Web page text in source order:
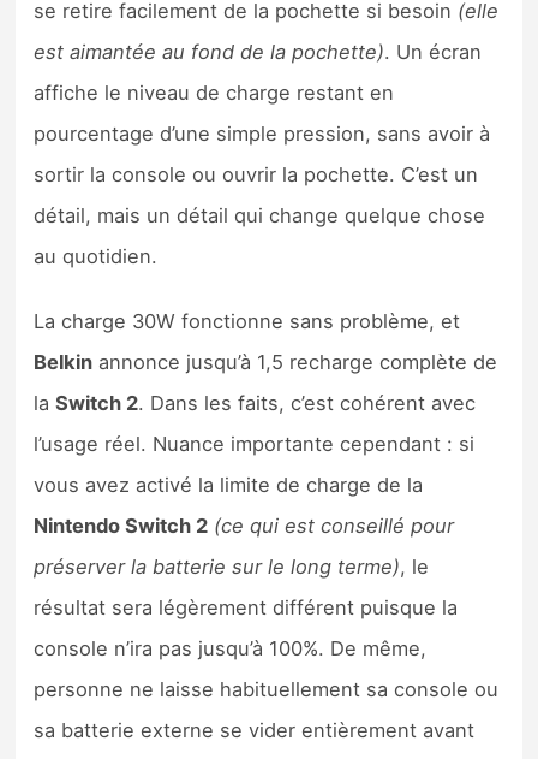
se retire facilement de la pochette si besoin (elle
est aimantée au fond de la pochette). Un écran
affiche le niveau de charge restant en
pourcentage d’une simple pression, sans avoir à
sortir la console ou ouvrir la pochette. C’est un
détail, mais un détail qui change quelque chose
au quotidien.
La charge 30W fonctionne sans problème, et
Belkin annonce jusqu’à 1,5 recharge complète de
laSwitch 2. Dans les faits, c’est cohérent avec
l’usage réel. Nuance importante cependant : si
vous avez activé la limite de charge de la
Nintendo Switch 2 (ce qui est conseillé pour
préserver la batterie sur le long terme), le
résultat sera légèrement différent puisque la
console n’ira pas jusqu’à 100%. De même,
personne ne laisse habituellement sa console ou
sa batterie externe se vider entièrement avant